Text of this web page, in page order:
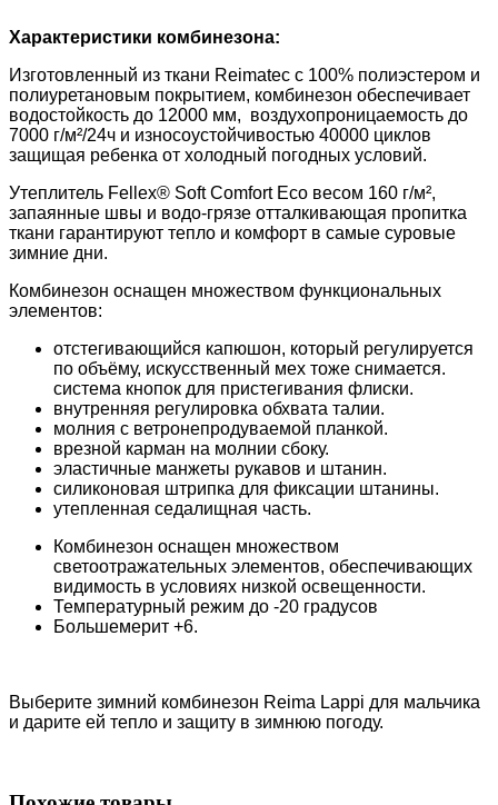
Характеристики комбинезона:
Изготовленный из ткани Reimatec с 100% полиэстером и
полиуретановым покрытием, комбинезон обеспечивает
водостойкость до 12000 мм, воздухопроницаемость до
7000 г/м²/24ч и износоустойчивостью 40000 циклов
защищая ребенка от холодный погодных условий.
Утеплитель Fellex® Soft Comfort Eco весом 160 г/м²,
запаянные швы и водо-грязе отталкивающая пропитка
ткани гарантируют тепло и комфорт в самые суровые
зимние дни.
Комбинезон оснащен множеством функциональных
элементов:
отстегивающийся капюшон, который регулируется
по объёму, искусственный мех тоже снимается.
система кнопок для пристегивания флиски.
внутренняя регулировка обхвата талии.
молния с ветронепродуваемой планкой.
врезной карман на молнии сбоку.
эластичные манжеты рукавов и штанин.
силиконовая штрипка для фиксации штанины.
утепленная седалищная часть.
Комбинезон оснащен множеством
светоотражательных элементов, обеспечивающих
видимость в условиях низкой освещенности.
Температурный режим до -20 градусов
Большемерит +6.
Выберите зимний комбинезон Reima Lappi для мальчика
и дарите ей тепло и защиту в зимнюю погоду.